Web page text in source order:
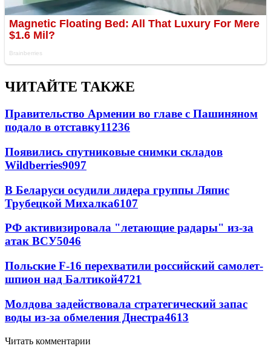
ЧИТАЙТЕ ТАКЖЕ
Правительство Армении во главе с Пашиняном
подало в отставку11236
Появились спутниковые снимки складов
Wildberries9097
В Беларуси осудили лидера группы Ляпис
Трубецкой Михалка6107
РФ активизировала "летающие радары" из-за
атак ВСУ5046
Польские F-16 перехватили российский самолет-
шпион над Балтикой4721
Молдова задействовала стратегический запас
воды из-за обмеления Днестра4613
Читать комментарии